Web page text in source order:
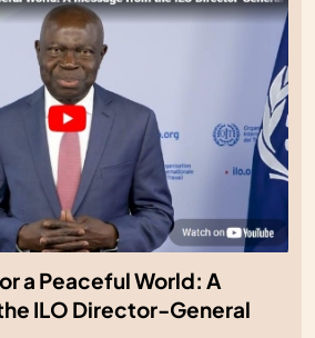
a Peaceful World: A
ILO Director-General